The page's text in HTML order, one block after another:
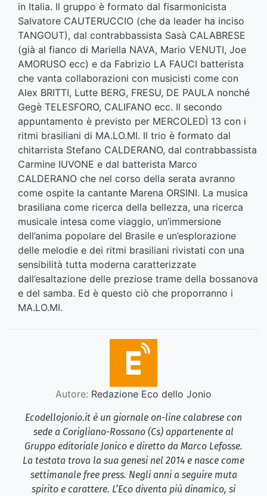
in Italia. Il gruppo è formato dal fisarmonicista
Salvatore CAUTERUCCIO (che da leader ha inciso
TANGOUT), dal contrabbassista Sasà CALABRESE
(già al fianco di Mariella NAVA, Mario VENUTI, Joe
AMORUSO ecc) e da Fabrizio LA FAUCI batterista
che vanta collaborazioni con musicisti come con
Alex BRITTI, Lutte BERG, FRESU, DE PAULA nonché
Gegè TELESFORO, CALIFANO ecc. Il secondo
appuntamento è previsto per MERCOLEDÌ 13 con i
ritmi brasiliani di MA.LO.MI. Il trio è formato dal
chitarrista Stefano CALDERANO, dal contrabbassista
Carmine IUVONE e dal batterista Marco
CALDERANO che nel corso della serata avranno
come ospite la cantante Marena ORSINI. La musica
brasiliana come ricerca della bellezza, una ricerca
musicale intesa come viaggio, un’immersione
dell’anima popolare del Brasile e un’esplorazione
delle melodie e dei ritmi brasiliani rivistati con una
sensibilità tutta moderna caratterizzate
dall’esaltazione delle preziose trame della bossanova
e del samba. Ed è questo ciò che proporranno i
MA.LO.MI.
Autore: Redazione Eco dello Jonio
Ecodellojonio.it è un giornale on-line calabrese con
sede a Corigliano-Rossano (Cs) appartenente al
Gruppo editoriale Jonico e diretto da Marco Lefosse.
La testata trova la sua genesi nel 2014 e nasce come
settimanale free press. Negli anni a seguire muta
spirito e carattere. L’Eco diventa più dinamico, si